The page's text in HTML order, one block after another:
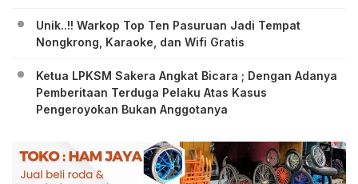
Unik..!! Warkop Top Ten Pasuruan Jadi Tempat
Nongkrong, Karaoke, dan Wifi Gratis
Ketua LPKSM Sakera Angkat Bicara ; Dengan Adanya
Pemberitaan Terduga Pelaku Atas Kasus
Pengeroyokan Bukan Anggotanya